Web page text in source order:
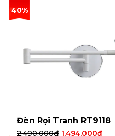
40%
Đèn Rọi Tranh RT9118
2,490,000₫ 1,494,000₫